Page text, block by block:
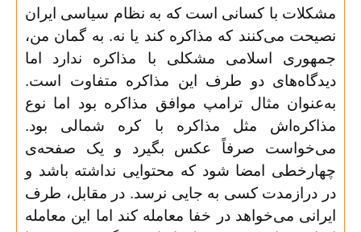
مشکلات با کسانی است که به نظام سیاسی ایران
نصیحت می‌کنند که مذاکره کند یا نه. به گمان من،
جمهوری اسلامی مشکلی با مذاکره ندارد اما
دیدگاه‌های دو طرف این مذاکره متفاوت است.
به‌عنوان مثال ترامپ موافق مذاکره بود اما نوع
مذاکره‌اش مثل مذاکره با کره شمالی بود.
می‌خواست صرفاً عکس بگیرد و یک صفحه‌ی
چهارخطی امضا شود که محتوایی نداشته باشد و
در درازمدت کسی به جایی نرسد. در مقابل، طرف
ایرانی می‌خواهد در خفا معامله کند اما این معامله